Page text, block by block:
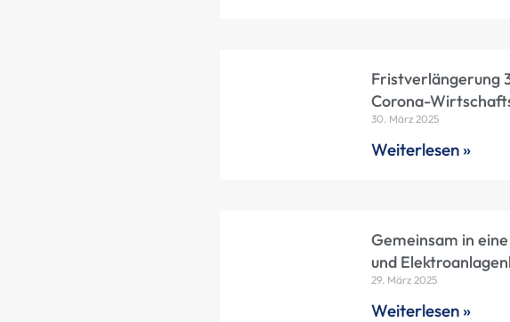
Fristverlängerung
Corona-
30. März 2025
Weiterlesen »
Gemeinsam in
und
29. März 2025
Weiterlesen »